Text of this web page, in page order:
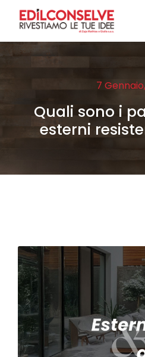
7
Quali sono i
esterni